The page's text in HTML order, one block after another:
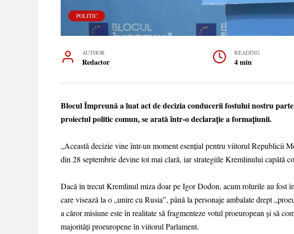
POLITIC
AUTHOR
Redactor
READING
4 min
Blocul Împreună a luat act de decizia conducerii fostului nostru
proiectul politic comun, se arată într-o declarație a formațiunii.
„Această decizie vine într-un moment esențial pentru viitorul Republicii
din 28 septembrie devine tot mai clară, iar strategiile Kremlinului capătă
Dacă în trecut Kremlinul miza doar pe Igor Dodon, acum rolurile au fost
care visează la o „unire cu Rusia”, până la personaje ambalate drept
a căror misiune este în realitate să fragmenteze votul proeuropean și să
majorități proeuropene în viitorul Parlament.